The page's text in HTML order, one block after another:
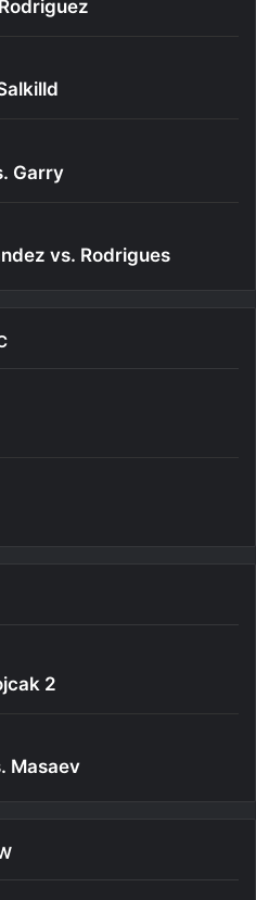
Garry
vs. Rodrigues
2
Masaev